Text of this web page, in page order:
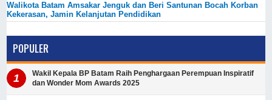
Walikota Batam Amsakar Jenguk dan Beri Santunan Bocah Korban
Kekerasan, Jamin Kelanjutan Pendidikan
POPULER
Wakil Kepala BP Batam Raih Penghargaan Perempuan Inspiratif
dan Wonder Mom Awards 2025